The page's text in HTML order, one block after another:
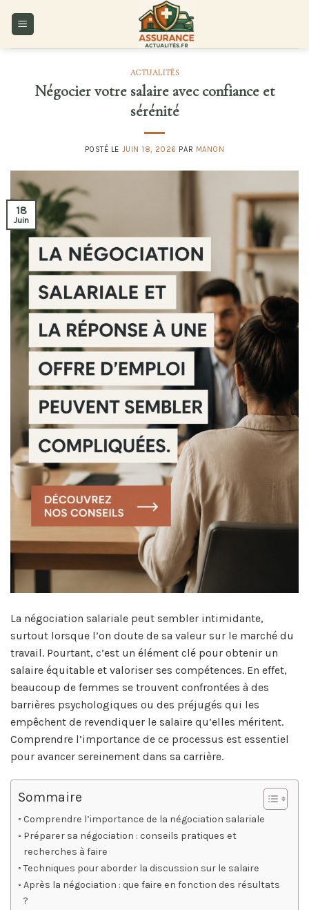
ACTUALITÉS
Négocier votre salaire avec confiance et
sérénité
POSTÉ LE JUIN 18, 2026 PAR MANON
18
Juin
La négociation salariale peut sembler intimidante,
surtout lorsque l’on doute de sa valeur sur le marché du
travail. Pourtant, c’est un élément clé pour obtenir un
salaire équitable et valoriser ses compétences. En effet,
beaucoup de femmes se trouvent confrontées à des
barrières psychologiques ou des préjugés qui les
empêchent de revendiquer le salaire qu’elles méritent.
Comprendre l’importance de ce processus est essentiel
pour avancer sereinement dans sa carrière.
Sommaire
Comprendre l’importance de la négociation salariale
Préparer sa négociation : conseils pratiques et
recherches à faire
Techniques pour aborder la discussion sur le salaire
Après la négociation : que faire en fonction des résultats
?